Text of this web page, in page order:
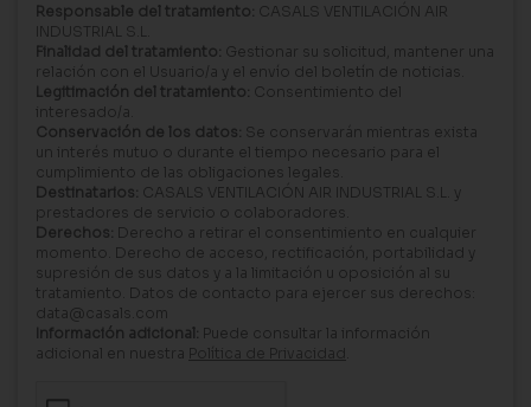
Responsable del tratamiento: CASALS VENTILACIÓN AIR
INDUSTRIAL S.L.
Finalidad del tratamiento: Gestionar su solicitud, mantener una
relación con el Usuario/a y el envío del boletín de noticias.
Legitimación del tratamiento: Consentimiento del
interesado/a.
Conservación de los datos: Se conservarán mientras exista
un interés mutuo o durante el tiempo necesario para el
cumplimiento de las obligaciones legales.
Destinatarios: CASALS VENTILACIÓN AIR INDUSTRIAL S.L. y
prestadores de servicio o colaboradores.
Derechos: Derecho a retirar el consentimiento en cualquier
momento. Derecho de acceso, rectificación, portabilidad y
supresión de sus datos y a la limitación u oposición al su
tratamiento. Datos de contacto para ejercer sus derechos:
data@casals.com
Información adicional: Puede consultar la información
adicional en nuestra Política de Privacidad